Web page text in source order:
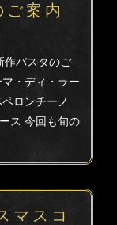
ご案内
作パスタのご
・ディ・ラー
ロンチーノ
ス 今回も旬の
マスコ